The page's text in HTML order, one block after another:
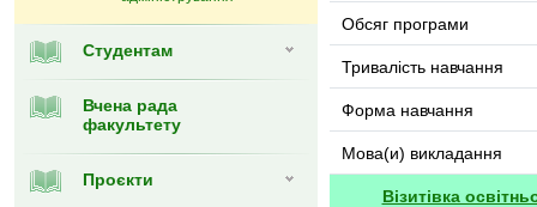
Студентам
Вчена рада
факультету
Проєкти
Обсяг програми
Тривалість навчання
Форма навчання
Мова(и) викладання
Візитівка